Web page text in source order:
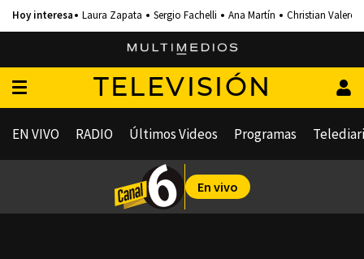
Laura Zapata Sergio Fachelli Ana Martín Christian Valero
TELEVISIÓN
EN VIVO RADIO Últimos Videos Programas
En vivo